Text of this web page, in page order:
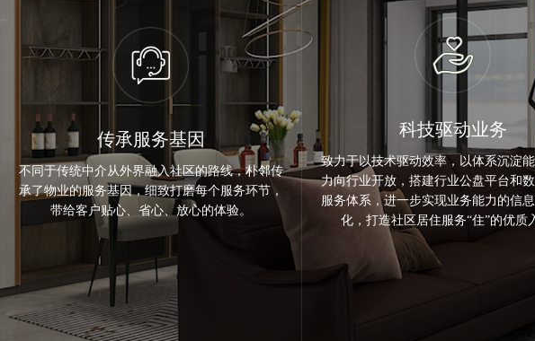
传承服务基因
不同于传统中介从外界融入社区的路线，朴邻传
承了物业的服务基因，细致打磨每个服务环节，
带给客户贴心、省心、放心的体验。
科技驱动业务
致力于以技术驱动效率，以体系沉淀
力向行业开放，搭建行业公盘平台和
服务体系，进一步实现业务能力的信
化，打造社区居住服务“住”的优质